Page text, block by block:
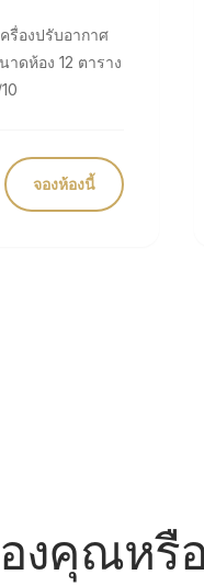
10
จองห้องนี้
งคุณหรือ